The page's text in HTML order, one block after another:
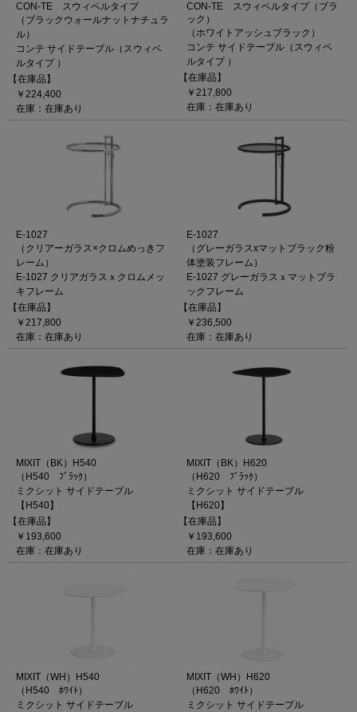
CON-TE スウィベルタイプ
（ブラックウォールナットナチュラ
ル）
コンテ サイドテーブル（スウィベ
ルタイプ ）
【在庫品】
￥224,400
在庫：在庫あり
CON-TE スウィベルタイプ（ブラ
ック）
（ホワイトアッシュブラック）
コンテ サイドテーブル（スウィベ
ルタイプ ）
【在庫品】
￥217,800
在庫：在庫あり
E-1027
（クリアーガラス×クロムめっきフ
レーム）
E-1027 クリアガラスｘクロムメッ
キフレーム
【在庫品】
￥217,800
在庫：在庫あり
E-1027
（グレーガラスxマットブラック粉
体塗装フレーム）
E-1027 グレーガラスｘマットブラ
ックフレーム
【在庫品】
￥236,500
在庫：在庫あり
MIXIT（BK）H540
（H540 ﾌﾞﾗｯｸ）
ミクシット サイドテーブル
【H540】
【在庫品】
￥193,600
在庫：在庫あり
MIXIT（BK）H620
（H620 ﾌﾞﾗｯｸ）
ミクシット サイドテーブル
【H620】
【在庫品】
￥193,600
在庫：在庫あり
MIXIT（WH）H540
（H540 ﾎﾜｲﾄ）
ミクシット サイドテーブル
MIXIT（WH）H620
（H620 ﾎﾜｲﾄ）
ミクシット サイドテーブル